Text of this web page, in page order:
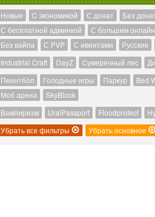
Новые C экономикой С донат Без
С бесплатной админкой
С большим
Без вайпа
С PVP С ивентами Русские
Industrial Craft DayZ Cумеречный лес
Пеинтбол Голодные игры Паркур Bed
Моб арена
SkyBlock
Вампиризм UralPassport Floodprotect
Убрать все фильтры
Убрать основное